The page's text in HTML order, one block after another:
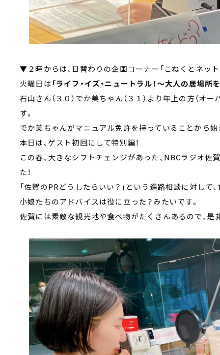
▼２時からは、日替わりの企画コーナー「こねくとネ
火曜日は 「ライフ・イズ・ニュートラル！～大人の居場所
石山さん（３０）でか美ちゃん（３１）より年上の方（オ
す。
でか美ちゃんがマニュアル免許を持っていることから
本日は、ゲスト初回にして特別編！
この春、大きなシフトチェンジがあった、NBCラジオ
た！
「佐賀のPRどうしたらいい？」という進路相談に対して
小娘たちのアドバイスは役に立った？みたいです。
佐賀には素敵な観光地や食べ物がたくさんあるので、是